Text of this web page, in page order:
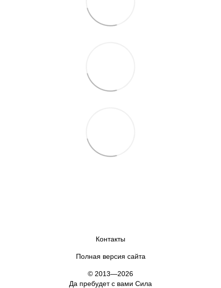
Контакты
Полная версия сайта
© 2013—2026
Да пребудет с вами Сила